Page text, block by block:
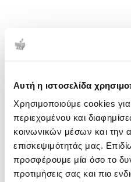
Αυτή η ιστοσελίδα
Χρησιμοποιούμε cookies
περιεχομένου και
κοινωνικών μέσων και την
επισκεψιμότητάς μας.
προσφέρουμε μία όσο το
προτιμήσεις σας και πιο